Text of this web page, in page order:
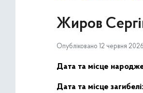
Жиров
Опубліковано 12 червня
Дата та місце
Дата та місце загибелі: